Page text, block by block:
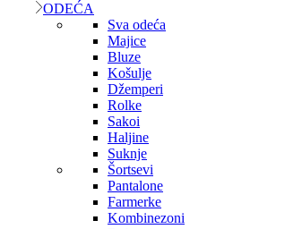
ODEĆA
Sva odeća
Majice
Bluze
Košulje
Džemperi
Rolke
Sakoi
Haljine
Suknje
Šortsevi
Pantalone
Farmerke
Kombinezoni